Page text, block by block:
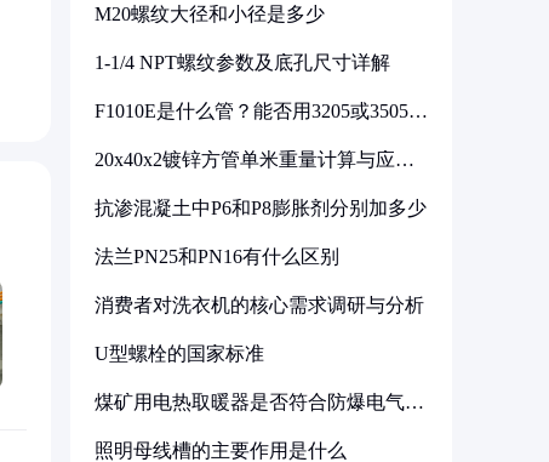
M20螺纹大径和小径是多少
1-1/4 NPT螺纹参数及底孔尺寸详解
F1010E是什么管？能否用3205或3505代
20x40x2镀锌方管单米重量计算与应用
抗渗混凝土中P6和P8膨胀剂分别加多少
法兰PN25和PN16有什么区别
消费者对洗衣机的核心需求调研与分析
U型螺栓的国家标准
煤矿用电热取暖器是否符合防爆电气设
照明母线槽的主要作用是什么